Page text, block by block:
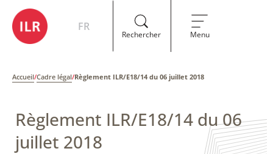
FR
Rechercher Menu
Accueil/Cadre légal/Règlement ILR/E18/14 du 06 juillet 2018
Règlement ILR/E18/14 du 06
juillet 2018